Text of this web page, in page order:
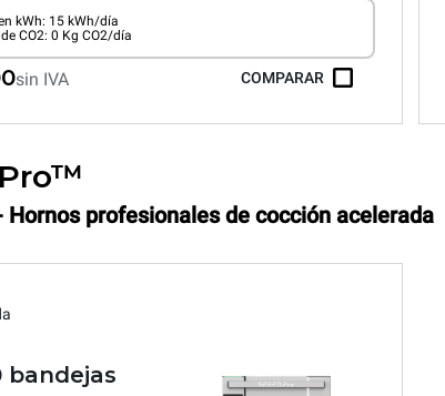
kWh: 15 kWh/día
CO2: 0 Kg CO2/día
sin IVA COMPARAR
Hornos profesionales de cocción acelerada
bandejas